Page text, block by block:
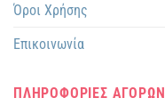
Όροι Χρήσης
Επικοινωνία
ΠΛΗΡΟΦΟΡΙΕΣ ΑΓΟΡΩΝ